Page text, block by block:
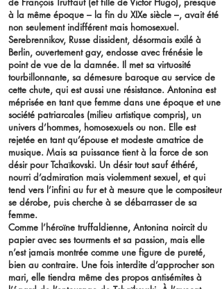
à la même époque – la fin du XIXe siècle –, avait été
non seulement indifférent mais homosexuel.
Serebrennikov, Russe dissident, désormais exilé à
Berlin, ouvertement gay, endosse avec frénésie le
point de vue de la damnée. Il met sa virtuosité
tourbillonnante, sa démesure baroque au service de
cette chute, qui est aussi une résistance. Antonina est
méprisée en tant que femme dans une époque et une
société patriarcales (milieu artistique compris), un
univers d’hommes, homosexuels ou non. Elle est
rejetée en tant qu’épouse et modeste amatrice de
musique. Mais sa puissance tient à la force de son
désir pour Tchaïkovski. Un désir tout sauf éthéré,
nourri d’admiration mais violemment sexuel, et qui
tend vers l’infini au fur et à mesure que le compositeur
se dérobe, puis cherche à se débarrasser de sa
femme.
Comme l’héroïne truffaldienne, Antonina noircit du
papier avec ses tourments et sa passion, mais elle
n’est jamais montrée comme une figure de pureté,
bien au contraire. Une fois interdite d’approcher son
mari, elle tiendra même des propos antisémites à